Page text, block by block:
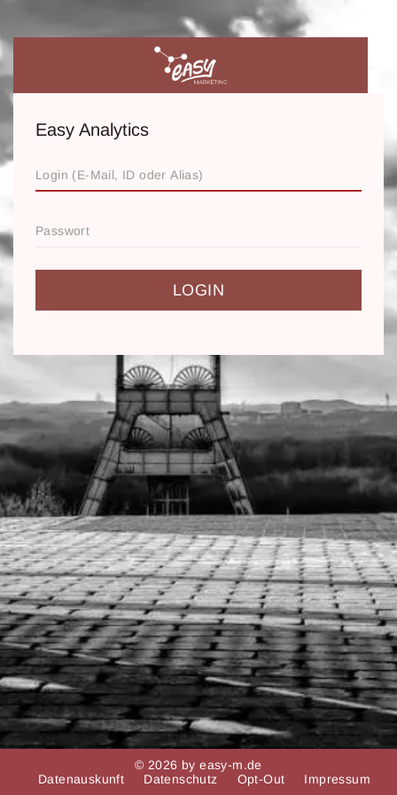
Easy Analytics
LOGIN
© 2026 by easy-m.de
Datenauskunft
Datenschutz Opt-Out Impressum